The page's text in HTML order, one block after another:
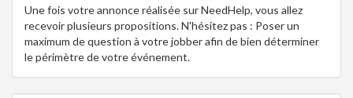
Une fois votre annonce réalisée sur NeedHelp, vous allez
recevoir plusieurs propositions. N'hésitez pas : Poser un
maximum de question à votre jobber afin de bien déterminer
le périmètre de votre événement.